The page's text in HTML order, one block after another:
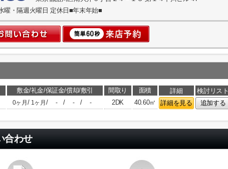
曜・隔週火曜日 定休日■年末年始■
敷金/礼金/保証金/償却/敷引 間取り 面積 詳細
検討リスト
0ヶ月 / 1ヶ月 / - / - / - 2DK 40.60㎡ 詳細を見る 追加する
合わせ